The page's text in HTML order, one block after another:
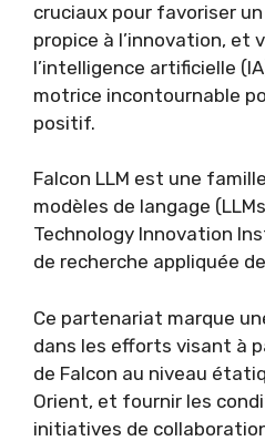
cruciaux pour favoriser
propice à l’innovation, et
l’intelligence artificielle
motrice incontournable
positif.
Falcon LLM est une
modèles de langage
Technology Innovation
de recherche appliquée de
Ce partenariat marque
dans les efforts visant à
de Falcon au niveau
Orient, et fournir les
initiatives de